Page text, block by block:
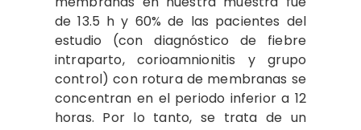
de 13.5 h y 60% de las pacientes del
estudio (con diagnóstico de fiebre
intraparto, corioamnionitis y grupo
control) con rotura de membranas se
concentran en el periodo inferior a 12
horas. Por lo tanto, se trata de un